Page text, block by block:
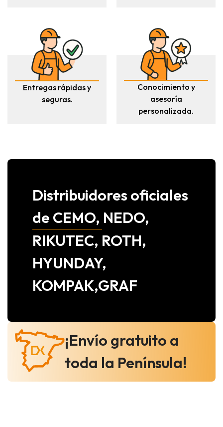
Entregas rápidas y
seguras.
Conocimiento y
asesoría
personalizada.
Distribuidores oficiales
de CEMO, NEDO,
RIKUTEC, ROTH,
HYUNDAY,
KOMPAK,GRAF
¡Envío gratuito a
toda la Península!